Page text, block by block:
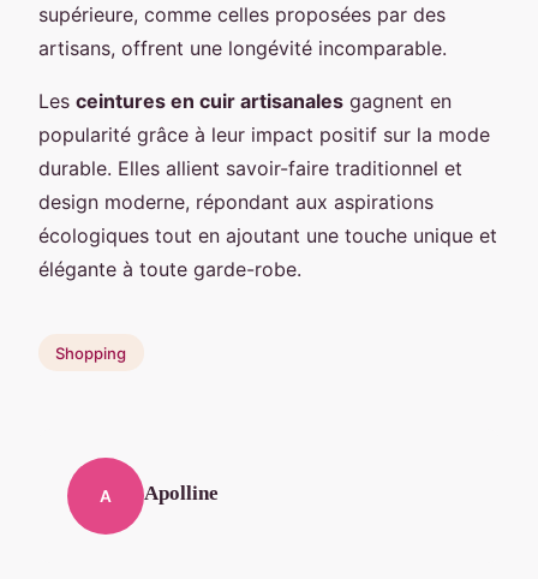
supérieure, comme celles proposées par des
artisans, offrent une longévité incomparable.
Les ceintures en cuir artisanales gagnent en
popularité grâce à leur impact positif sur la mode
durable. Elles allient savoir-faire traditionnel et
design moderne, répondant aux aspirations
écologiques tout en ajoutant une touche unique et
élégante à toute garde-robe.
Shopping
A Apolline